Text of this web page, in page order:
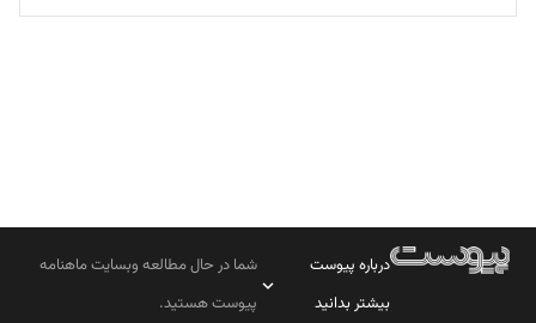
تحریریه
درباره پیوست
بیشتر بدانید
شما در حال مطالعه وبسایت ماهنامه
پیوست هستید.